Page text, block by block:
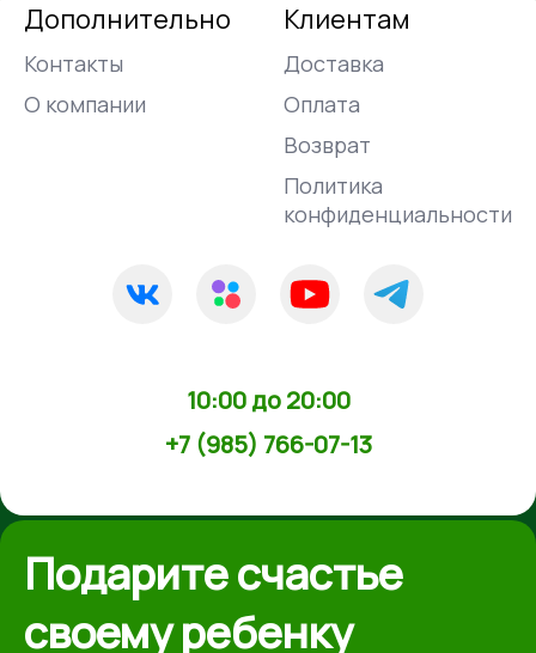
Подарите счастье
своему ребенку
Дополнительно
Контакты
О компании
Клиентам
Доставка
Оплата
Возврат
Политика
конфиденциальности
10:00 до 20:00
+7 (985) 766-07-13